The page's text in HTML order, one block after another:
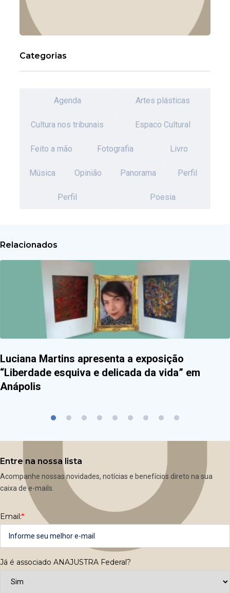
Categorias
Agenda Artes plásticas
Cultura nos tribunais Espaco Cultural
Feito a mão Fotografia Livro
Música Opinião Panorama Perfil
Perfil Poesia
Relacionados
Luciana Martins apresenta a exposição
“Liberdade esquiva e delicada da vida” em
Anápolis
Entre na nossa lista
Acompanhe nossas novidades, notícias e benefícios direto na sua
caixa de e-mails.
Email:*
Já é associado ANAJUSTRA Federal?